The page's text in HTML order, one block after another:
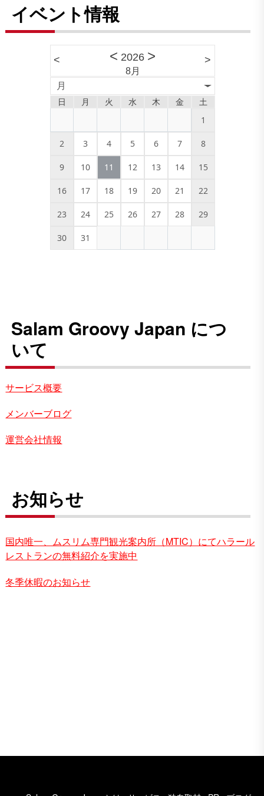
イベント情報
< < 2026 >
8月
>
月
日 月 火 水 木 金 土
1
2 3 4 5 6 7 8
9 10 11 12 13 14 15
16 17 18 19 20 21 22
23 24 25 26 27 28 29
30 31
Salam Groovy Japan につ
いて
サービス概要
メンバーブログ
運営会社情報
お知らせ
国内唯一、ムスリム専門観光案内所（MTIC）にてハラール
レストランの無料紹介を実施中
冬季休暇のお知らせ